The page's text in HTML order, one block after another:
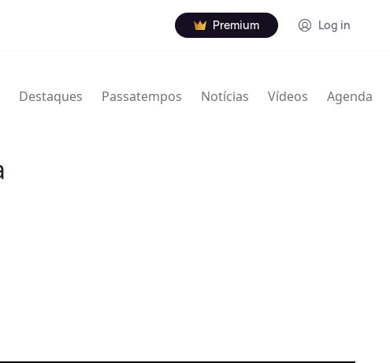
Premium Log in
Destaques Passatempos Notícias Vídeos Agenda